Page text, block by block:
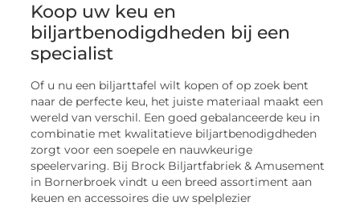
Koop uw keu en
biljartbenodigdheden bij een
specialist
Of u nu een biljarttafel wilt kopen of op zoek bent
naar de perfecte keu, het juiste materiaal maakt een
wereld van verschil. Een goed gebalanceerde keu in
combinatie met kwalitatieve biljartbenodigdheden
zorgt voor een soepele en nauwkeurige
speelervaring. Bij Brock Biljartfabriek & Amusement
in Bornerbroek vindt u een breed assortiment aan
keuen en accessoires die uw spelplezier